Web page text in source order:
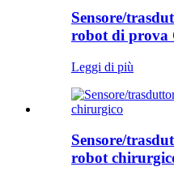
Sensore/
robot di prova
Leggi di più
Sensore/
robot